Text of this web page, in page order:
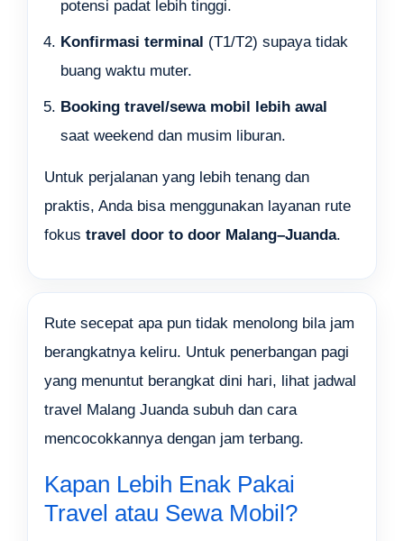
potensi padat lebih tinggi.
Konfirmasi terminal (T1/T2) supaya tidak
buang waktu muter.
Booking travel/sewa mobil lebih awal
saat weekend dan musim liburan.
Untuk perjalanan yang lebih tenang dan
praktis, Anda bisa menggunakan layanan rute
fokus travel door to door Malang–Juanda.
Rute secepat apa pun tidak menolong bila jam
berangkatnya keliru. Untuk penerbangan pagi
yang menuntut berangkat dini hari, lihat jadwal
travel Malang Juanda subuh dan cara
mencocokkannya dengan jam terbang.
Kapan Lebih Enak Pakai
Travel atau Sewa Mobil?